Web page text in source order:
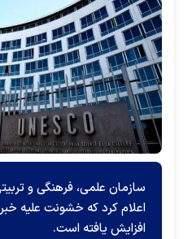
سازمان علمی، فرهنگی و
اعلام کرد که خشونت علیه
افزایش یافته است.